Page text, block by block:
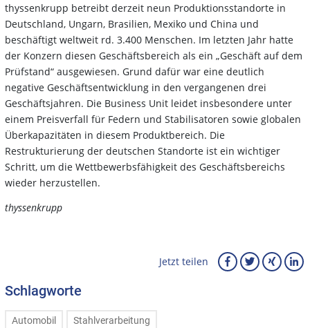
thyssenkrupp betreibt derzeit neun Produktionsstandorte in
Deutschland, Ungarn, Brasilien, Mexiko und China und
beschäftigt weltweit rd. 3.400 Menschen. Im letzten Jahr hatte
der Konzern diesen Geschäftsbereich als ein „Geschäft auf dem
Prüfstand“ ausgewiesen. Grund dafür war eine deutlich
negative Geschäftsentwicklung in den vergangenen drei
Geschäftsjahren. Die Business Unit leidet insbesondere unter
einem Preisverfall für Federn und Stabilisatoren sowie globalen
Überkapazitäten in diesem Produktbereich. Die
Restrukturierung der deutschen Standorte ist ein wichtiger
Schritt, um die Wettbewerbsfähigkeit des Geschäftsbereichs
wieder herzustellen.
thyssenkrupp
Jetzt teilen
Schlagworte
Automobil Stahlverarbeitung